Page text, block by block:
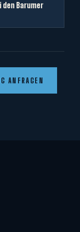
Barumer
ANFRAGEN